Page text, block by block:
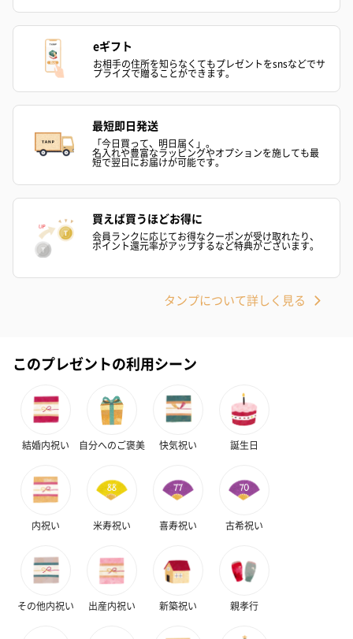
eギフト
お相手の住所を知らなくてもプレゼントをsnsなどでサ
プライズで贈ることができます。
最短即日発送
「今日買って、明日届く」。
名入れや豊富なラッピングやオプションを施しても最
短で翌日にお届けが可能です。
買えば買うほどお得に
会員ランクに応じてお得なクーポンが受け取れたり、
ポイント還元率がアップするなど特典がございます。
タンプについて詳しく見る
このプレゼントの利用シーン
結婚内祝い 自分へのご褒美 快気祝い 誕生日
内祝い 米寿祝い 喜寿祝い 古希祝い
その他内祝い 出産内祝い 新築祝い 親孝行